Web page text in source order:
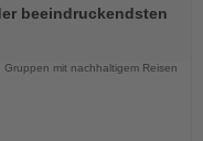
beeindruckendsten
mit nachhaltigem Reisen